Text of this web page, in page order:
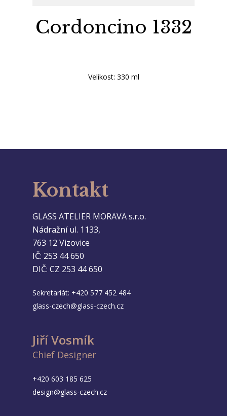
Cordoncino 1332
Velikost: 330 ml
Kontakt
GLASS ATELIER MORAVA s.r.o.
Nádražní ul. 1133,
763 12 Vizovice
IČ: 253 44 650
DIČ: CZ 253 44 650
Sekretariát: +420 577 452 484
glass-czech@glass-czech.cz
Jiří Vosmík
Chief Designer
+420 603 185 625
design@glass-czech.cz